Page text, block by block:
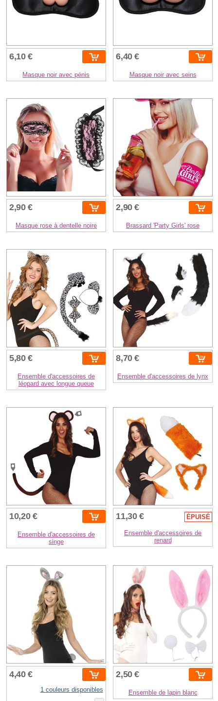
6,10 €
Masque noir avec pénis
6,40 €
Masque noir avec seins
2,90 €
Masque rose à dentelle noire
2,90 €
Brassard 'Party Girls' rose
5,80 €
Ensemble d'accessoires de
léopard avec longue queue
8,70 €
Ensemble d'accessoires de lynx
10,20 €
Ensemble d'accessoires de
singe
11,30 € ÉPUISÉ
Ensemble d'accessoires de
renard
4,40 €
1 couleurs disponibles
2,50 €
Ensemble de lapin blanc